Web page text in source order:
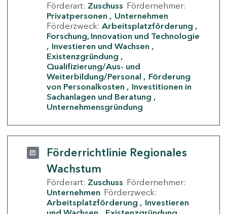
Förderart: Zuschuss Fördernehmer:
Privatpersonen
Unternehmen
Förderzweck: Arbeitsplatzförderung
Forschung, Innovation und Technologie
Investieren und Wachsen
Existenzgründung
Qualifizierung/Aus- und
Weiterbildung/Personal
Förderung
von Personalkosten
Investitionen in
Sachanlagen und Beratung
Unternehmensgründung
Förderrichtlinie Regionales
Wachstum
Förderart: Zuschuss Fördernehmer:
Unternehmen Förderzweck:
Arbeitsplatzförderung
Investieren